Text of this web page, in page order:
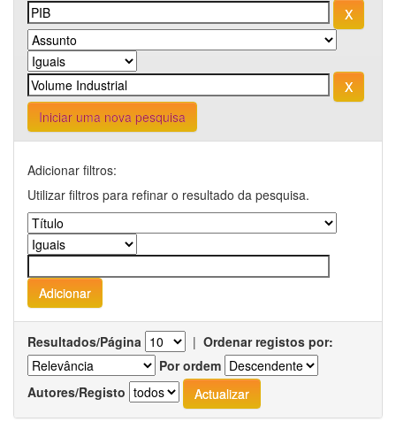
Iniciar uma nova pesquisa
Adicionar filtros:
Utilizar filtros para refinar o resultado da pesquisa.
Resultados/Página | Ordenar registos por:
Por ordem
Autores/Registo